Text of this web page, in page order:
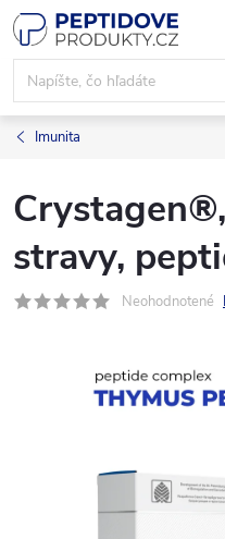
Prejsť
na
obsah
Imunita
stravy,
Neohodnotené